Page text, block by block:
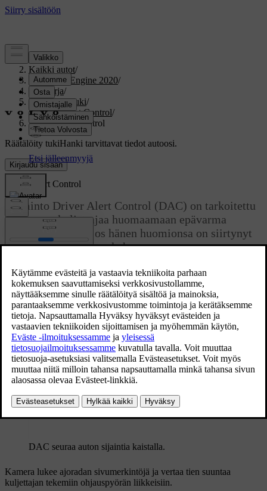
Tuki/
Kaikki autot/
V60 Twin Engine 2020/
Ohjekirja/
Kuljettajan tuki/
Driver Alert Control/
Driver Alert Control
Räätälöity tukiHanki tarvittavat tiedot autoosi.
Kirjaudu sisään
Päivitetty 19.03.2020
Driver Alert Control
Toiminto Driver Alert Control (DAC) on tarkoitettu
auttamaan kuljettajaa huomaamaan epävarma
ajotapansa, esim. jos hänen huomionsa on siirtynyt
toisaalle tai hän on nukahtamassa.
DAC-toiminnon tavoitteena on havaita hitaasti heikentynyt
ajokäyttäytyminen ja se on ensi sijassa tarkoitettu käytettäväksi
suuremmilla teillä. Toimintoa ei ole tarkoitettu
kaupunkiliikenteeseen.
Toiminto aktivoidaan, kun nopeus ylittää
pysyy aktiivisena niin kauan kuin nopeus onyli 60 km/h(37 mph
DAC seuraa auton sijaintia kaistalla.
Kamera lukee ajoradan sivumerkintöjä ja vertaa tien suuntaa
kuljettajan tekemiin ohjauspyörän liikkeisiin.